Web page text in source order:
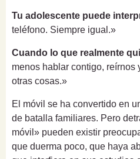
Tu adolescente puede
teléfono. Siempre igual.»
Cuando lo que realmente
menos hablar contigo, reírnos
otras cosas.»
El móvil se ha convertido en
de batalla familiares. Pero
móvil» pueden existir
que duerma poco, que haya